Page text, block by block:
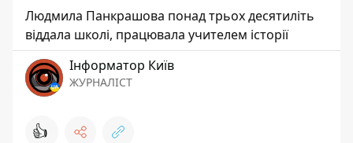
Людмила Панкрашова понад трьох десятиліть
віддала школі, працювала учителем історії
Інформатор Київ
ЖУРНАЛІСТ
👍